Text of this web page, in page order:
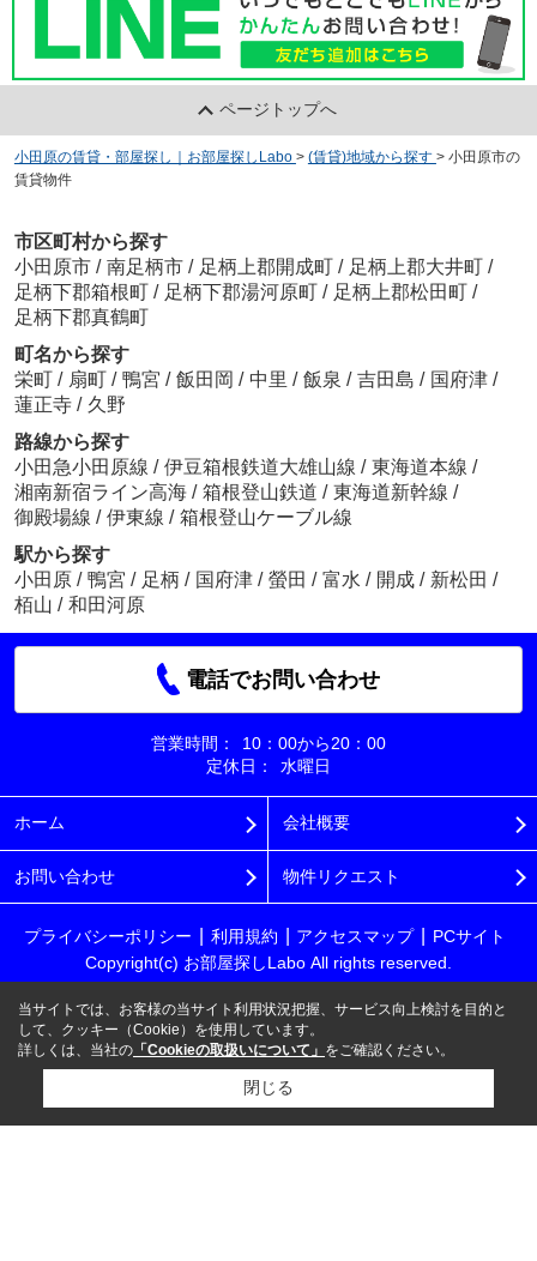
ページトップへ
小田原の賃貸・部屋探し｜お部屋探しLabo > (賃貸)地域から探す > 小田原市の
賃貸物件
市区町村から探す
小田原市 / 南足柄市 / 足柄上郡開成町 / 足柄上郡大井町 /
足柄下郡箱根町 / 足柄下郡湯河原町 / 足柄上郡松田町 /
足柄下郡真鶴町
町名から探す
栄町 / 扇町 / 鴨宮 / 飯田岡 / 中里 / 飯泉 / 吉田島 / 国府津 /
蓮正寺 / 久野
路線から探す
小田急小田原線 / 伊豆箱根鉄道大雄山線 / 東海道本線 /
湘南新宿ライン高海 / 箱根登山鉄道 / 東海道新幹線 /
御殿場線 / 伊東線 / 箱根登山ケーブル線
駅から探す
小田原 / 鴨宮 / 足柄 / 国府津 / 螢田 / 富水 / 開成 / 新松田 /
栢山 / 和田河原
電話でお問い合わせ
営業時間：
10：00から20：00
定休日：
水曜日
ホーム 会社概要
お問い合わせ 物件リクエスト
プライバシーポリシー 利用規約 アクセスマップ
PCサイト
Copyright(c) お部屋探しLabo All rights reserved.
当サイトでは、お客様の当サイト利用状況把握、サービス向上検討を目的と
して、クッキー（Cookie）を使用しています。
詳しくは、当社の 「Cookieの取扱いについて」 をご確認ください。
閉じる